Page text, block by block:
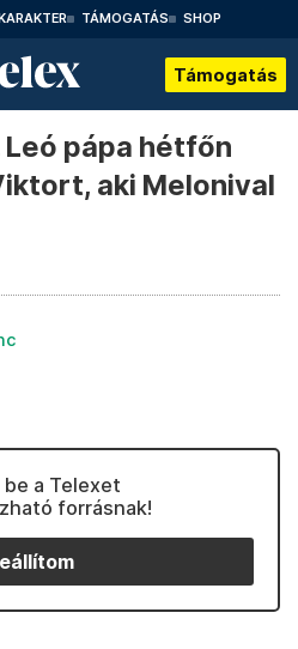
TÁMOGATÁS SHOP
Támogatás
Leó pápa hétfőn
aki Melonival
a Telexet
forrásnak!